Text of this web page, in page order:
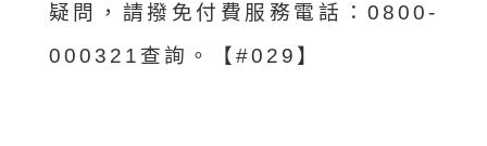
疑問，請撥免付費服務電話：0800-
000321查詢。【#029】